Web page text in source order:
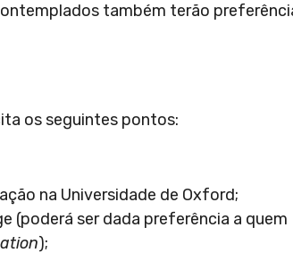
também terão
os seguintes pontos:
na Universidade de Oxford;
(poderá ser dada preferência a quem
);